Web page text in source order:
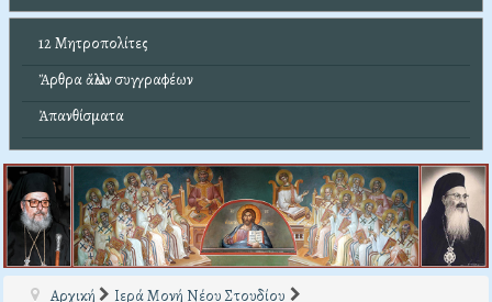
12 Μητροπολίτες
Ἄρθρα ἄλλων συγγραφέων
Ἀπανθίσματα
Αρχική
Ιερά Μονή Νέου Στουδίου